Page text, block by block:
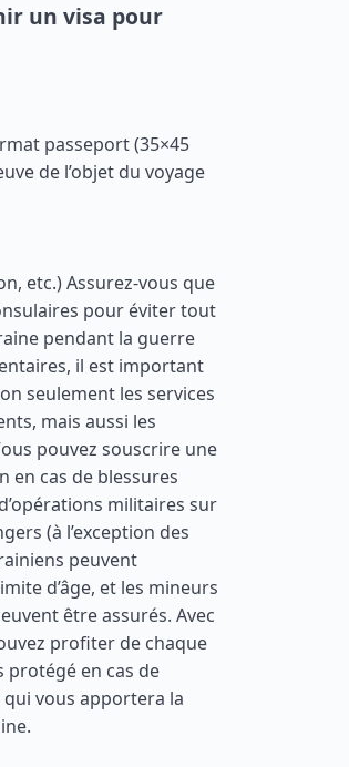
un visa pour
passeport (35×45
de l’objet du voyage
etc.) Assurez-vous que
pour éviter tout
pendant la guerre
il est important
seulement les services
mais aussi les
pouvez souscrire une
en cas de blessures
militaires sur
(à l’exception des
peuvent
d’âge, et les mineurs
être assurés. Avec
profiter de chaque
protégé en cas de
qui vous apportera la